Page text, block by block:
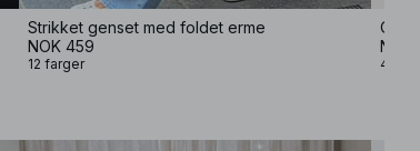
Strikket genset med foldet erme
NOK 459
12 farger
NOK
4